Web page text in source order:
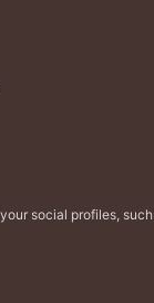
social profiles,